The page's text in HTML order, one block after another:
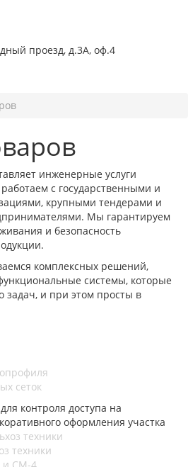
проезд, д.3А, оф.4
инженерные услуги
с государственными и
крупными тендерами и
Мы гарантируем
и безопасность
комплексных решений,
системы, которые
задач, и при этом просты в
сеток
контроля доступа на
оформления участка
техники